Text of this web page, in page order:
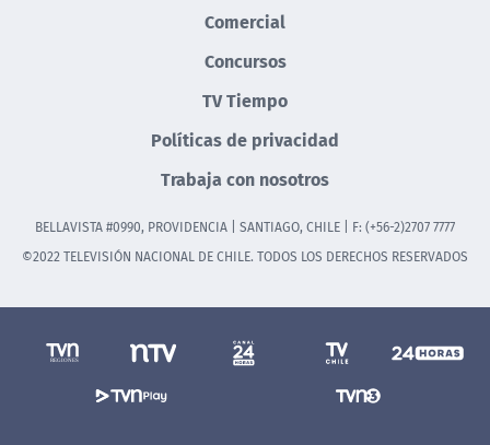
Comercial
Concursos
TV Tiempo
Políticas de privacidad
Trabaja con nosotros
BELLAVISTA #0990, PROVIDENCIA | SANTIAGO, CHILE | F: (+56-2)2707 7777
©2022 TELEVISIÓN NACIONAL DE CHILE. TODOS LOS DERECHOS RESERVADOS